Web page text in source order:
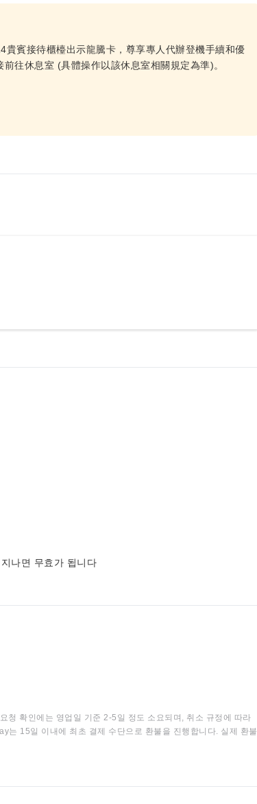
賓接待櫃檯出示龍騰卡，尊享專人代辦登機手續和優
往休息室 (具體操作以該休息室相關規定為準)。
나면 무효가 됩니다
청 확인에는 영업일 기준 2-5일 정도 소요되며, 취소 규정에 따라
는 15일 이내에 최초 결제 수단으로 환불을 진행합니다. 실제 환불